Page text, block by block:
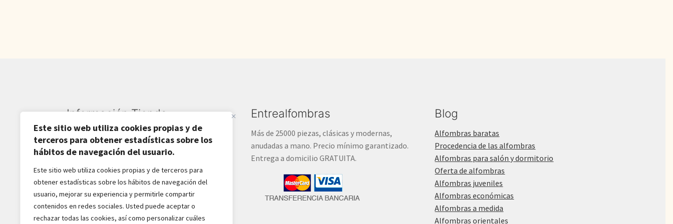
Este sitio web utiliza cookies propias y de
terceros para obtener estadísticas sobre los
hábitos de navegación del usuario.
Este sitio web utiliza cookies propias y de terceros para
obtener estadísticas sobre los hábitos de navegación del
usuario, mejorar su experiencia y permitirle compartir
contenidos en redes sociales. Usted puede aceptar o
rechazar todas las cookies, así como personalizar cuáles
Información Tienda
Sardarán SL CIF: B82809781
Av. Pirineos 27, Nave 6
San Sebastián de los Reyes
28703-Madrid - España
916516162 - 628518856
jaba2288@gmail.com
Entrealfombras
Más de 25000 piezas, clásicas y modernas,
anudadas a mano. Precio mínimo garantizado.
Entrega a domicilio GRATUITA.
Blog
Alfombras baratas
Procedencia de las alfombras
Alfombras para salón y dormitorio
Oferta de alfombras
Alfombras juveniles
Alfombras económicas
Alfombras a medida
Alfombras orientales